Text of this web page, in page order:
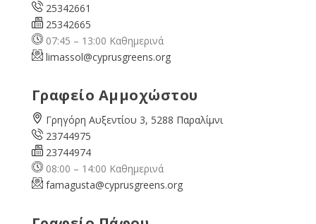
25342661
25342665
07:45 – 13:00 Καθημερινά
limassol@cyprusgreens.org
Γραφείο Αμμοχώστου
Γρηγόρη Αυξεντίου 3, 5288 Παραλίμνι
23744975
23744974
08:00 – 14:00 Καθημερινά
famagusta@cyprusgreens.org